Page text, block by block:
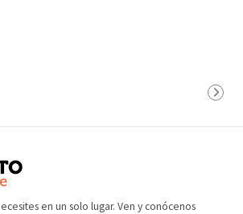
en un solo lugar. Ven y conócenos